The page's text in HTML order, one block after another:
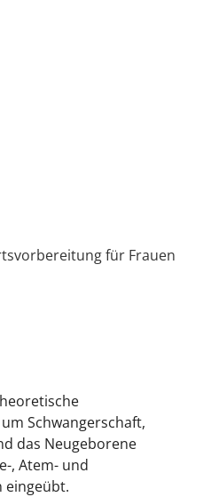
für Frauen
Schwangerschaft,
das Neugeborene
, Atem- und
eingeübt.